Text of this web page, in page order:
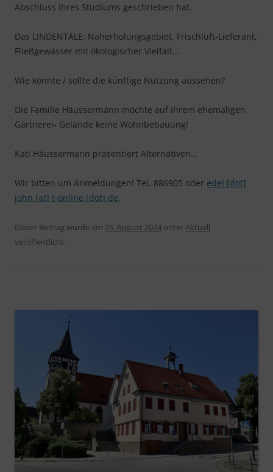
Abschluss ihres Studiums geschrieben hat.
Das LINDENTALE: Naherholungsgebiet, Frischluft-Lieferant,
Fließgewässer mit ökologischer Vielfalt…
Wie könnte / sollte die künftige Nutzung aussehen?
Die Familie Häussermann möchte auf ihrem ehemaligen
Gärtnerei- Gelände keine Wohnbebauung!
Kati Häussermann präsentiert Alternativen…
Wir bitten um Anmeldungen! Tel. 886905 oder edel [dot]
john [at] t-online [dot] de.
Dieser Beitrag wurde am 26. August 2024 unter Aktuell
veröffentlicht.